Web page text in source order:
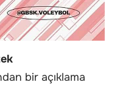
bir açıklama